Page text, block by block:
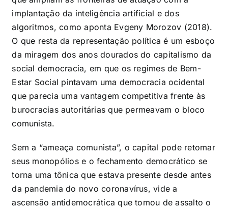
implantação da inteligência artificial e dos
algoritmos, como aponta Evgeny Morozov (2018).
O que resta da representação política é um esboço
da miragem dos anos dourados do capitalismo da
social democracia, em que os regimes de Bem-
Estar Social pintavam uma democracia ocidental
que parecia uma vantagem competitiva frente às
burocracias autoritárias que permeavam o bloco
comunista.
Sem a “ameaça comunista”, o capital pode retomar
seus monopólios e o fechamento democrático se
torna uma tônica que estava presente desde antes
da pandemia do novo coronavírus, vide a
ascensão antidemocrática que tomou de assalto o